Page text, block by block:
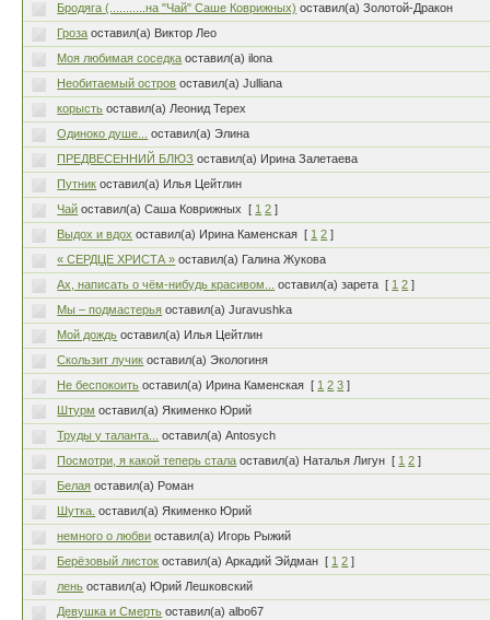
Бродяга (...........на "Чай" Саше Коврижных) оставил(а) Золотой-Дракон
Гроза оставил(а) Виктор Лео
Моя любимая соседка оставил(а) ilona
Необитаемый остров оставил(а) Julliana
корысть оставил(а) Леонид Терех
Одиноко душе...
оставил(а) Элина
ПРЕДВЕСЕННИЙ БЛЮЗ оставил(а) Ирина Залетаева
Путник оставил(а) Илья Цейтлин
Чай оставил(а) Саша Коврижных [ 1 2 ]
Выдох и вдох оставил(а) Ирина Каменская [ 1 2 ]
« СЕРДЦЕ ХРИСТА » оставил(а) Галина Жукова
Ах, написать о чём-нибудь красивом...
оставил(а) зарета [ 1 2 ]
Мы – подмастерья оставил(а) Juravushka
Мой дождь оставил(а) Илья Цейтлин
Скользит лучик оставил(а) Экологиня
Не беспокоить оставил(а) Ирина Каменская [ 1 2 3 ]
Штурм оставил(а) Якименко Юрий
Труды у таланта...
оставил(а) Antosych
Посмотри, я какой теперь стала оставил(а) Наталья Лигун [ 1 2 ]
Белая оставил(а) Роман
Шутка. оставил(а) Якименко Юрий
немного о любви оставил(а) Игорь Рыжий
Берёзовый листок оставил(а) Аркадий Эйдман [ 1 2 ]
лень оставил(а) Юрий Лешковский
Девушка и Смерть оставил(а) albo67